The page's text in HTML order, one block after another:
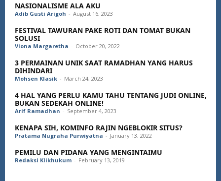
NASIONALISME ALA AKU
Adib Gusti Arigoh - August 16, 2023
FESTIVAL TAWURAN PAKE ROTI DAN TOMAT BUKAN
SOLUSI
Viona Margaretha - October 20, 2022
3 PERMAINAN UNIK SAAT RAMADHAN YANG HARUS
DIHINDARI
Mohsen Klasik - March 24, 2023
4 HAL YANG PERLU KAMU TAHU TENTANG JUDI ONLINE,
BUKAN SEDEKAH ONLINE!
Arif Ramadhan - September 4, 2023
KENAPA SIH, KOMINFO RAJIN NGEBLOKIR SITUS?
Pratama Nugraha Purwiyatna - January 13, 2022
PEMILU DAN PIDANA YANG MENGINTAIMU
Redaksi Klikhukum - February 13, 2019